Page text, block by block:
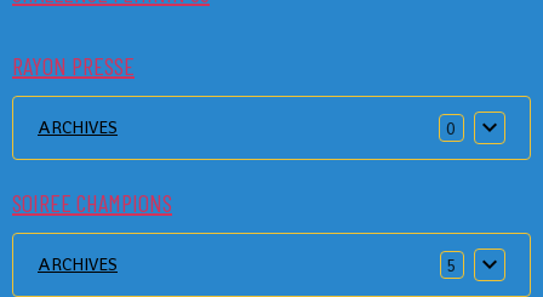
RAYON PRESSE
ARCHIVES 0
SOIREE CHAMPIONS
ARCHIVES 5